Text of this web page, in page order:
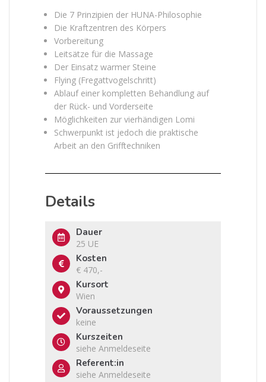
Die 7 Prinzipien der HUNA-Philosophie
Die Kraftzentren des Körpers
Vorbereitung
Leitsätze für die Massage
Der Einsatz warmer Steine
Flying (Fregattvogelschritt)
Ablauf einer kompletten Behandlung auf
der Rück- und Vorderseite
Möglichkeiten zur vierhändigen Lomi
Schwerpunkt ist jedoch die praktische
Arbeit an den Grifftechniken
Details
Dauer
25 UE
Kosten
€ 470,-
Kursort
Wien
Voraussetzungen
keine
Kurszeiten
siehe Anmeldeseite
Referent:in
siehe Anmeldeseite